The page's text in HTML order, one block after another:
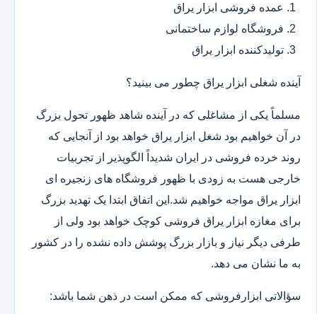
عمده فروشی ابزار یراق
فروشگاه لوازم ساختمانی
تولیدکننده ابزار یراق
آینده شغلی ابزار یراق چطور می بینید؟
مسلماً یکی از مشاغلی که در آینده شاهد ظهور تحول بزرگ
در آن خواهیم بود شغل ابزار یراق خواهد بود از آنجایی که
روند خرده فروشی در ایران شدیداً الگوپذیر از تجربیات
خارجی هست به زودی با ظهور فروشگاه های زنجیره ای
ابزار یراق مواجه خواهیم شد.این اتفاق ابتدا یک تهدید بزرگ
برای مغازه ابزار یراق فروشی کوچک خواهد بود ولی از
طرفی دیگر نیاز و بازار بزرگ پوشش داده نشده را در کشور
به ما نشان می دهد.
سؤالاتی ابزارفروشی که ممکن است در ذهن شما باشد: